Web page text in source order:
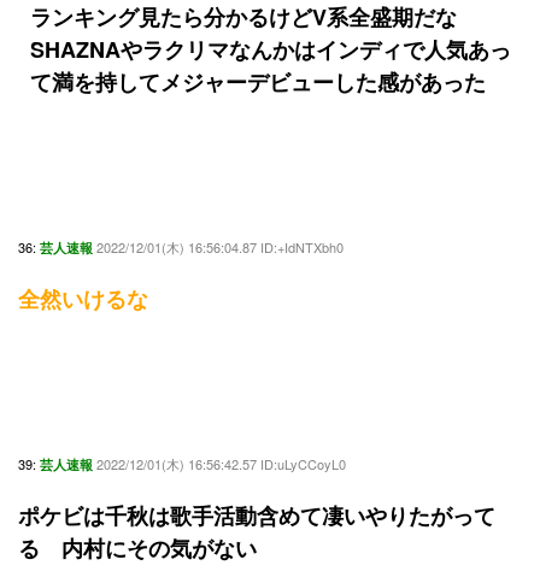
ランキング見たら分かるけどV系全盛期だな
SHAZNAやラクリマなんかはインディで人気あっ
て満を持してメジャーデビューした感があった
36: 芸人速報 2022/12/01(木) 16:56:04.87 ID:+IdNTXbh0
全然いけるな
39: 芸人速報 2022/12/01(木) 16:56:42.57 ID:uLyCCoyL0
ポケビは千秋は歌手活動含めて凄いやりたがって
る 内村にその気がない